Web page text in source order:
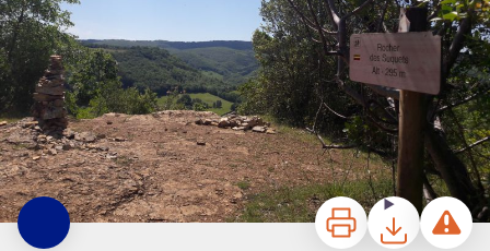
ImprimerTéléchargerSignaler